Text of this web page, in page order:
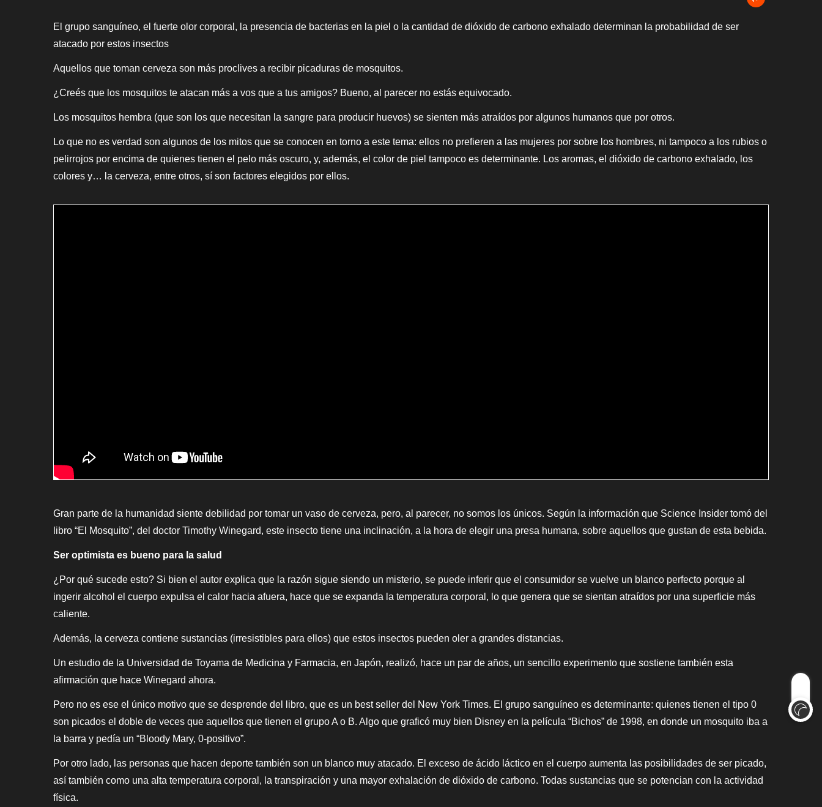
El grupo sanguíneo, el fuerte olor corporal, la presencia de bacterias en la piel o la cantidad de dióxido de carbono exhalado determinan la probabilidad de ser
atacado por estos insectos
Aquellos que toman cerveza son más proclives a recibir picaduras de mosquitos.
¿Creés que los mosquitos te atacan más a vos que a tus amigos? Bueno, al parecer no estás equivocado.
Los mosquitos hembra (que son los que necesitan la sangre para producir huevos) se sienten más atraídos por algunos humanos que por otros.
Lo que no es verdad son algunos de los mitos que se conocen en torno a este tema: ellos no prefieren a las mujeres por sobre los hombres, ni tampoco a los rubios o
pelirrojos por encima de quienes tienen el pelo más oscuro, y, además, el color de piel tampoco es determinante. Los aromas, el dióxido de carbono exhalado, los
colores y… la cerveza, entre otros, sí son factores elegidos por ellos.
Gran parte de la humanidad siente debilidad por tomar un vaso de cerveza, pero, al parecer, no somos los únicos. Según la información que Science Insider tomó del
libro “El Mosquito”, del doctor Timothy Winegard, este insecto tiene una inclinación, a la hora de elegir una presa humana, sobre aquellos que gustan de esta bebida.
Ser optimista es bueno para la salud
¿Por qué sucede esto? Si bien el autor explica que la razón sigue siendo un misterio, se puede inferir que el consumidor se vuelve un blanco perfecto porque al
ingerir alcohol el cuerpo expulsa el calor hacia afuera, hace que se expanda la temperatura corporal, lo que genera que se sientan atraídos por una superficie más
caliente.
Además, la cerveza contiene sustancias (irresistibles para ellos) que estos insectos pueden oler a grandes distancias.
Un estudio de la Universidad de Toyama de Medicina y Farmacia, en Japón, realizó, hace un par de años, un sencillo experimento que sostiene también esta
afirmación que hace Winegard ahora.
Pero no es ese el único motivo que se desprende del libro, que es un best seller del New York Times. El grupo sanguíneo es determinante: quienes tienen el tipo 0
son picados el doble de veces que aquellos que tienen el grupo A o B. Algo que graficó muy bien Disney en la película “Bichos” de 1998, en donde un mosquito iba a
la barra y pedía un “Bloody Mary, 0-positivo”.
Por otro lado, las personas que hacen deporte también son un blanco muy atacado. El exceso de ácido láctico en el cuerpo aumenta las posibilidades de ser picado,
así también como una alta temperatura corporal, la transpiración y una mayor exhalación de dióxido de carbono. Todas sustancias que se potencian con la actividad
física.